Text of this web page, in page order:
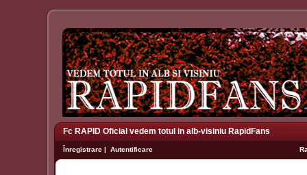
Fc RAPID Oficial vedem totul in alb-visiniu RapidFans
Înregistrare | Autentificare